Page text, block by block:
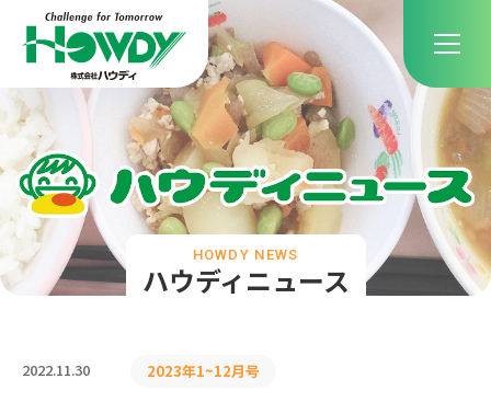
ハウディニュース
HOWDY NEWS
2022.11.30 2023年1~12月号